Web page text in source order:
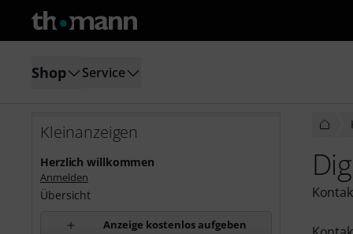
Shop Service
Kleinanzeigen
Herzlich willkommen
Anmelden
Übersicht
Anzeige kostenlos aufgeben